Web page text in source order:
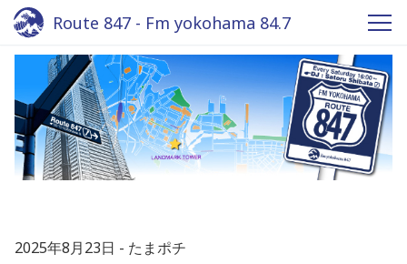
Route 847 - Fm yokohama 84.7
2025年8月23日 たまポチ